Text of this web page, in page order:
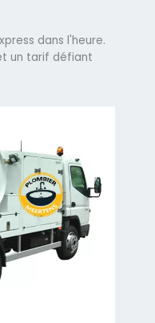
dans l'heure.
un tarif défiant